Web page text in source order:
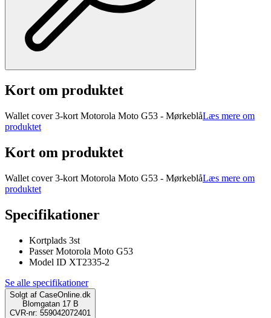
Kort om produktet
Wallet cover 3-kort Motorola Moto G53 - MørkeblåLæs mere om
produktet
Kort om produktet
Wallet cover 3-kort Motorola Moto G53 - MørkeblåLæs mere om
produktet
Specifikationer
Kortplads 3st
Passer Motorola Moto G53
Model ID XT2335-2
Se alle specifikationer
Solgt af CaseOnline.dk
Blomgatan 17 B
CVR-nr: 559042072401